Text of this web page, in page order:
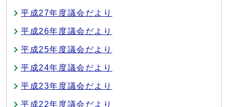
平成27年度議会だより
平成26年度議会だより
平成25年度議会だより
平成24年度議会だより
平成23年度議会だより
平成22年度議会だより